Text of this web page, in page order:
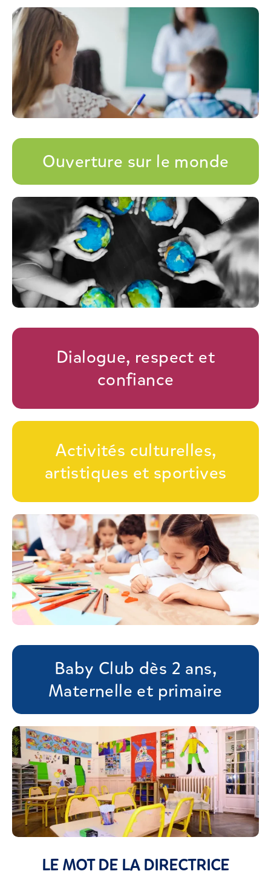
Ouverture sur le monde
Dialogue, respect et
confiance
Activités culturelles,
artistiques et sportives
Baby Club dès 2 ans,
Maternelle et primaire
LE MOT DE LA DIRECTRICE